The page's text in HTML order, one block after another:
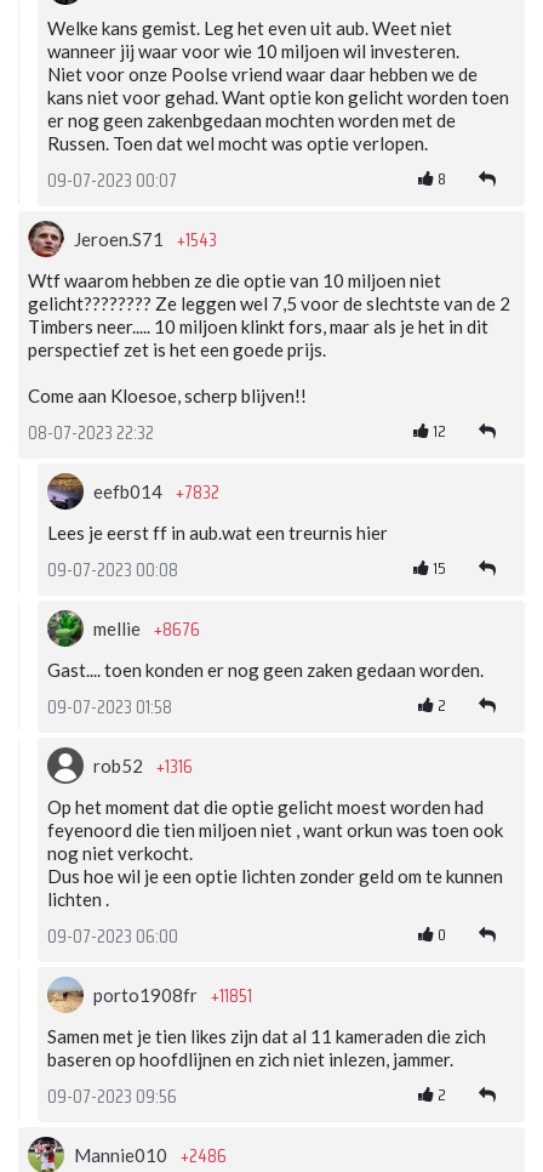
Welke kans gemist. Leg het even uit aub. Weet niet
wanneer jij waar voor wie 10 miljoen wil investeren.
Niet voor onze Poolse vriend waar daar hebben we de
kans niet voor gehad. Want optie kon gelicht worden toen
er nog geen zakenbgedaan mochten worden met de
Russen. Toen dat wel mocht was optie verlopen.
09-07-2023 00:07 8
Jeroen.S71 +1543
Wtf waarom hebben ze die optie van 10 miljoen niet
gelicht???????? Ze leggen wel 7,5 voor de slechtste van de 2
Timbers neer..... 10 miljoen klinkt fors, maar als je het in dit
perspectief zet is het een goede prijs.
Come aan Kloesoe, scherp blijven!!
08-07-2023 22:32 12
eefb014 +7832
Lees je eerst ff in aub.wat een treurnis hier
09-07-2023 00:08 15
mellie +8676
Gast.... toen konden er nog geen zaken gedaan worden.
09-07-2023 01:58 2
rob52 +1316
Op het moment dat die optie gelicht moest worden had
feyenoord die tien miljoen niet , want orkun was toen ook
nog niet verkocht.
Dus hoe wil je een optie lichten zonder geld om te kunnen
lichten .
09-07-2023 06:00 0
porto1908fr +11851
Samen met je tien likes zijn dat al 11 kameraden die zich
baseren op hoofdlijnen en zich niet inlezen, jammer.
09-07-2023 09:56 2
Mannie010 +2486